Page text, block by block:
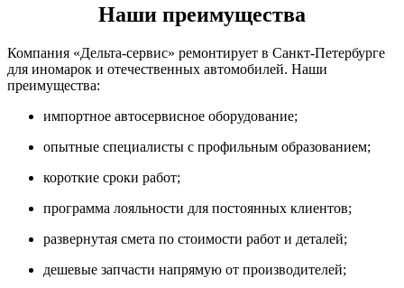
Наши преимущества
Компания «Дельта-сервис» ремонтирует в Санкт-Петербурге
для иномарок и отечественных автомобилей. Наши
преимущества:
импортное автосервисное оборудование;
опытные специалисты с профильным образованием;
короткие сроки работ;
программа лояльности для постоянных клиентов;
развернутая смета по стоимости работ и деталей;
дешевые запчасти напрямую от производителей;